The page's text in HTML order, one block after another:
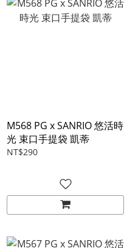
M568 PG x SANRIO 悠活時
光 束口手提袋 凱蒂
NT$290